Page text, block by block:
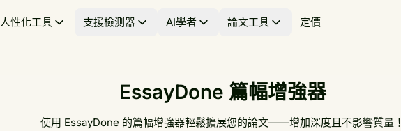
人性化工具 支援檢測器 AI學者 論文工具 定價
EssayDone 篇幅增強器
使用 EssayDone 的篇幅增強器輕鬆擴展您的論文——增加深度且不影響質量！